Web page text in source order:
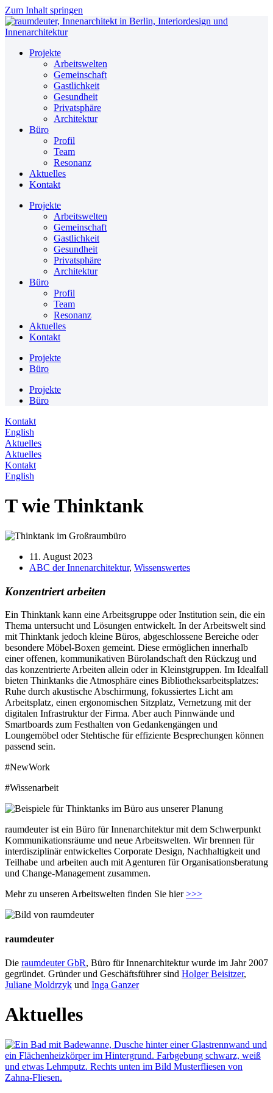
Zum Inhalt springen
Projekte
Arbeitswelten
Gemeinschaft
Gastlichkeit
Gesundheit
Privatsphäre
Architektur
Büro
Profil
Team
Resonanz
Aktuelles
Kontakt
Projekte
Arbeitswelten
Gemeinschaft
Gastlichkeit
Gesundheit
Privatsphäre
Architektur
Büro
Profil
Team
Resonanz
Aktuelles
Kontakt
Projekte
Büro
Projekte
Büro
Kontakt
English
Aktuelles
Aktuelles
Kontakt
English
T wie Thinktank
11. August 2023
ABC der Innenarchitektur, Wissenswertes
Konzentriert arbeiten
Ein Thinktank kann eine Arbeitsgruppe oder Institution sein, die ein
Thema untersucht und Lösungen entwickelt. In der Arbeitswelt sind
mit Thinktank jedoch kleine Büros, abgeschlossene Bereiche oder
besondere Möbel-Boxen gemeint. Diese ermöglichen innerhalb
einer offenen, kommunikativen Bürolandschaft den Rückzug und
das konzentrierte Arbeiten allein oder in Kleinstgruppen. Im Idealfall
bieten Thinktanks die Atmosphäre eines Bibliotheksarbeitsplatzes:
Ruhe durch akustische Abschirmung, fokussiertes Licht am
Arbeitsplatz, einen ergonomischen Sitzplatz, Vernetzung mit der
digitalen Infrastruktur der Firma. Aber auch Pinnwände und
Smartboards zum Festhalten von Gedankengängen und
Loungemöbel oder Stehtische für effiziente Besprechungen können
passend sein.
#NewWork
#Wissenarbeit
raumdeuter ist ein Büro für Innenarchitektur mit dem Schwerpunkt
Kommunikationsräume und neue Arbeitswelten. Wir brennen für
interdisziplinär entwickeltes Corporate Design, Nachhaltigkeit und
Teilhabe und arbeiten auch mit Agenturen für Organisationsberatung
und Change-Management zusammen.
Mehr zu unseren Arbeitswelten finden Sie hier>>>
raumdeuter
Die raumdeuter GbR, Büro für Innenarchitektur wurde im Jahr 2007
gegründet. Gründer und Geschäftsführer sind Holger Beisitzer,
Juliane Moldrzyk und Inga Ganzer
Aktuelles